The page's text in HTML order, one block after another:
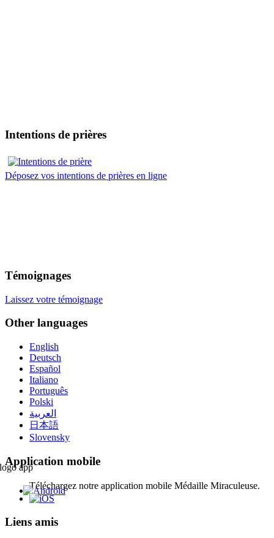
Intentions de prières
Déposez vos intentions de prières en ligne
Témoignages
Laissez votre témoignage
Other languages
English
Deutsch
Español
Italiano
Português
Polski
العربية
日本語
Slovensky
Application mobile
Téléchargez notre application mobile Médaille Miraculeuse.
Liens amis